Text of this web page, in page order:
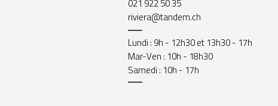
021 922 50 35
riviera@tandem.ch
Lundi : 9h - 12h30 et 13h30 - 17h
Mar-Ven : 10h - 18h30
Samedi : 10h - 17h